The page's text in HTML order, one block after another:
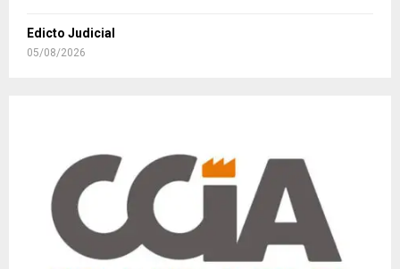
Edicto Judicial
05/08/2026